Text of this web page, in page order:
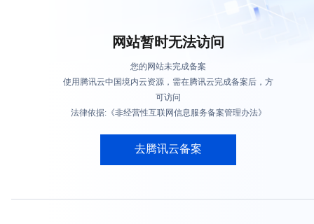
网站暂时无法访问
您的网站未完成备案
使用腾讯云中国境内云资源，需在腾讯云完成备案后，方
可访问
法律依据:《非经营性互联网信息服务备案管理办法》
去腾讯云备案